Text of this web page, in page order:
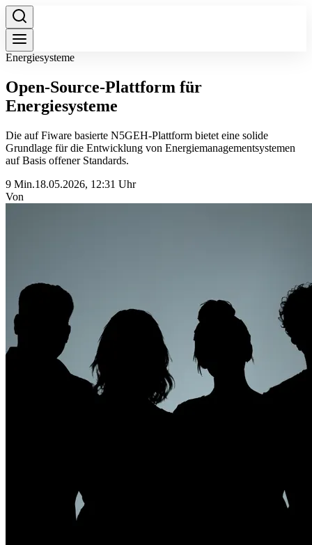
Energiesysteme
Open-Source-Plattform für
Energiesysteme
Die auf Fiware basierte N5GEH-Plattform bietet eine solide
Grundlage für die Entwicklung von Energie­managementsystemen
auf Basis offener Standards.
9 Min.18.05.2026, 12:31 Uhr
Von